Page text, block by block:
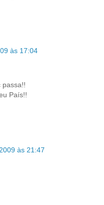
às 17:04
passa!!
País!!
às 21:47